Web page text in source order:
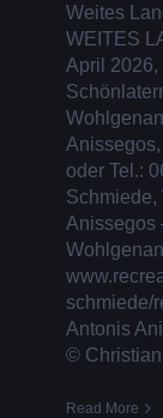
Weites
WEITES
April 2026,
oder Tel.:
Schmiede,
Anissegos
schmiede/
Antonis
©
Read More